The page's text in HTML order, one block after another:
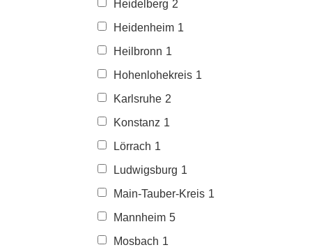
Heidelberg 2
Heidenheim 1
Heilbronn 1
Hohenlohekreis 1
Karlsruhe 2
Konstanz 1
Lörrach 1
Ludwigsburg 1
Main-Tauber-Kreis 1
Mannheim 5
Mosbach 1